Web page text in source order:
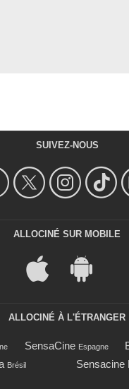
SUIVEZ-NOUS
ALLOCINÉ SUR MOBILE
ALLOCINÉ À L'ÉTRANGER
SensaCine Espagne
Brésil Sensacine